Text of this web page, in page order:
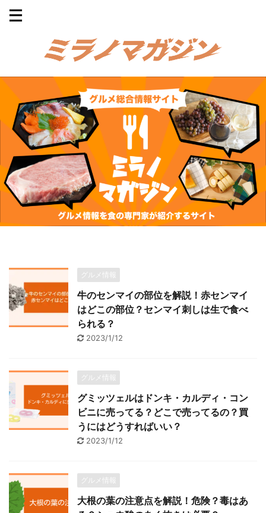
グルメ情報
牛のセンマイの部位を解説！赤センマイ
はどこの部位？センマイ刺しは生で食べ
られる？
2023/1/12
グルメ情報
グミッツェルはドンキ・カルディ・コン
ビニに売ってる？どこで売ってるの？買
うにはどうすればいい？
2023/1/12
グルメ情報
大根の葉の注意点を解説！危険？毒はあ